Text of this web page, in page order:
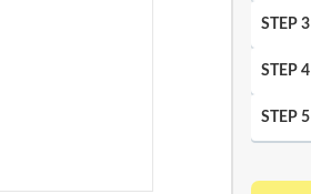
STEP 3
STEP 4
STEP 5